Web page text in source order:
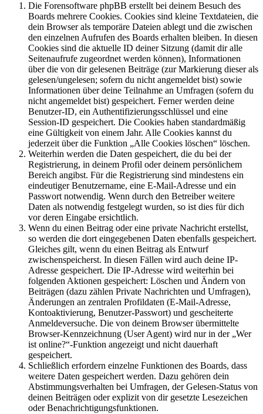
Die Forensoftware phpBB erstellt bei deinem Besuch des
Boards mehrere Cookies. Cookies sind kleine Textdateien, die
dein Browser als temporäre Dateien ablegt und die zwischen
den einzelnen Aufrufen des Boards erhalten bleiben. In diesen
Cookies sind die aktuelle ID deiner Sitzung (damit dir alle
Seitenaufrufe zugeordnet werden können), Informationen
über die von dir gelesenen Beiträge (zur Markierung dieser als
gelesen/ungelesen; sofern du nicht angemeldet bist) sowie
Informationen über deine Teilnahme an Umfragen (sofern du
nicht angemeldet bist) gespeichert. Ferner werden deine
Benutzer-ID, ein Authentifizierungsschlüssel und eine
Session-ID gespeichert. Die Cookies haben standardmäßig
eine Gültigkeit von einem Jahr. Alle Cookies kannst du
jederzeit über die Funktion „Alle Cookies löschen“ löschen.
Weiterhin werden die Daten gespeichert, die du bei der
Registrierung, in deinem Profil oder deinem persönlichem
Bereich angibst. Für die Registrierung sind mindestens ein
eindeutiger Benutzername, eine E-Mail-Adresse und ein
Passwort notwendig. Wenn durch den Betreiber weitere
Daten als notwendig festgelegt wurden, so ist dies für dich
vor deren Eingabe ersichtlich.
Wenn du einen Beitrag oder eine private Nachricht erstellst,
so werden die dort eingegebenen Daten ebenfalls gespeichert.
Gleiches gilt, wenn du einen Beitrag als Entwurf
zwischenspeicherst. In diesen Fällen wird auch deine IP-
Adresse gespeichert. Die IP-Adresse wird weiterhin bei
folgenden Aktionen gespeichert: Löschen und Ändern von
Beiträgen (dazu zählen Private Nachrichten und Umfragen),
Änderungen an zentralen Profildaten (E-Mail-Adresse,
Kontoaktivierung, Benutzer-Passwort) und gescheiterte
Anmeldeversuche. Die von deinem Browser übermittelte
Browser-Kennzeichnung (User Agent) wird nur in der „Wer
ist online?“-Funktion angezeigt und nicht dauerhaft
gespeichert.
Schließlich erfordern einzelne Funktionen des Boards, dass
weitere Daten gespeichert werden. Dazu gehören dein
Abstimmungsverhalten bei Umfragen, der Gelesen-Status von
deinen Beiträgen oder explizit von dir gesetzte Lesezeichen
oder Benachrichtigungsfunktionen.